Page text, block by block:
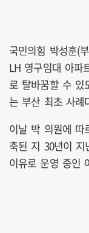
국민의힘 박성훈(
LH 영구임대 아파
로 탈바꿈할 수 있
는 부산 최초 사례
이날 박 의원에 따
축된 지 30년이
이유로 운영 중인